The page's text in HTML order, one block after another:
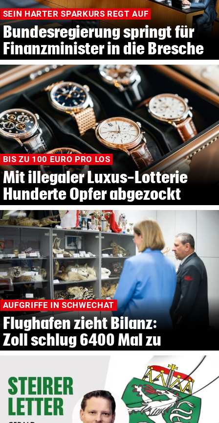
SEIN HARTER SPARKURS REGT AUF
Bundesregierung springt für
Finanzminister in die Bresche
BIS ZU 100 EURO PRO LOS
Mit illegaler Luxus-Lotterie
Hunderte Opfer abgezockt
AUFGRIFFE IN SCHWECHAT
Flughafen zieht Bilanz:
Zoll schlug 6400 Mal zu